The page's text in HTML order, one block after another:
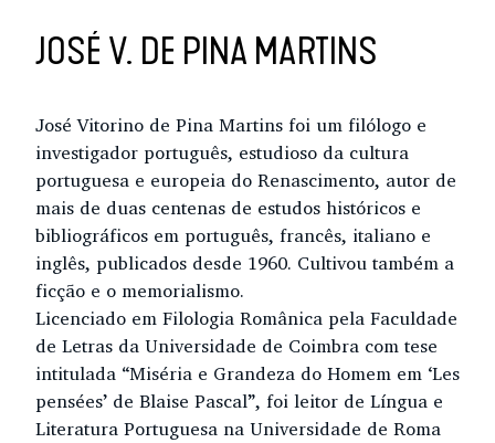
JOSÉ V. DE PINA MARTINS
José Vitorino de Pina Martins foi um filólogo e
investigador português, estudioso da cultura
portuguesa e europeia do Renascimento, autor de
mais de duas centenas de estudos históricos e
bibliográficos em português, francês, italiano e
inglês, publicados desde 1960. Cultivou também a
ficção e o memorialismo.
Licenciado em Filologia Românica pela Faculdade
de Letras da Universidade de Coimbra com tese
intitulada “Miséria e Grandeza do Homem em ‘Les
pensées’ de Blaise Pascal”, foi leitor de Língua e
Literatura Portuguesa na Universidade de Roma